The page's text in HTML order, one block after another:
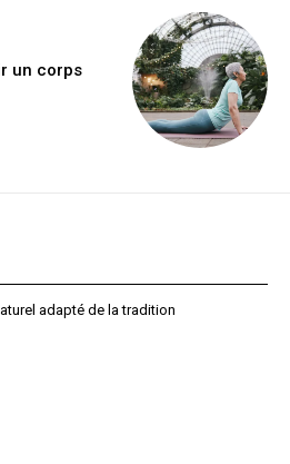
un corps
adapté de la tradition